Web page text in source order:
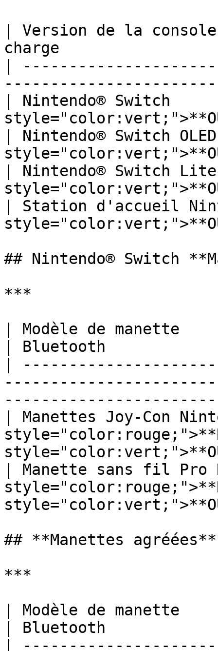
| Version de la
charge
|
| Nintendo®
| Nintendo® Switch
| Nintendo® Switch
| Station d'accueil
## Nintendo® Switch
***
| Modèle de
| Bluetooth
|
| Manettes Joy-Con
| Manette sans fil Pro
## **Manettes agréées**
***
| Modèle de manette
| Bluetooth
|